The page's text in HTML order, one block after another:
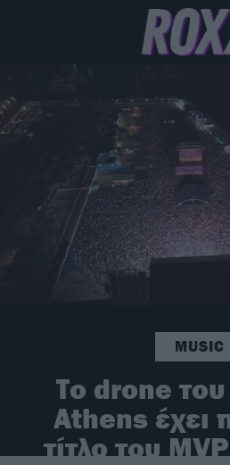
MUSIC
Το drone
Athens έχει
τίτλο του